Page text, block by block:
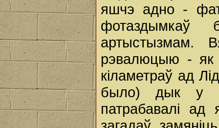
яшчэ адно -
фотаздымкаў
артыстызмам.
рэвалюцыю - як
кіламетраў ад
было) дык у
патрабавалі